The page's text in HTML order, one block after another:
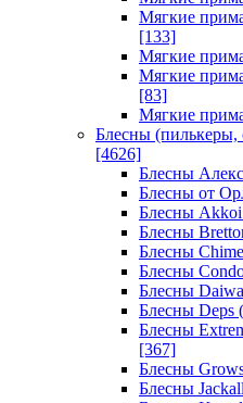
Мягкие
[133]
Мягкие
Мягкие
[83]
Мягкие
Блесны (пилькеры,
[4626]
Блесны
Блесны от
Блесны
Блесны
Блесны
Блесны
Блесны
Блесны Deps
Блесны
[367]
Блесны
Блесны